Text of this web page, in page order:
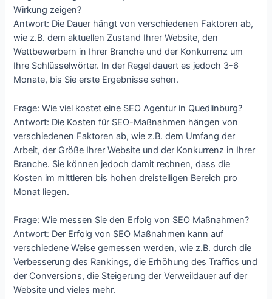
Wirkung zeigen?
Antwort: Die Dauer hängt von verschiedenen Faktoren ab,
wie z.B. dem aktuellen Zustand Ihrer Website, den
Wettbewerbern in Ihrer Branche und der Konkurrenz um
Ihre Schlüsselwörter. In der Regel dauert es jedoch 3-6
Monate, bis Sie erste Ergebnisse sehen.
Frage: Wie viel kostet eine SEO Agentur in Quedlinburg?
Antwort: Die Kosten für SEO-Maßnahmen hängen von
verschiedenen Faktoren ab, wie z.B. dem Umfang der
Arbeit, der Größe Ihrer Website und der Konkurrenz in Ihrer
Branche. Sie können jedoch damit rechnen, dass die
Kosten im mittleren bis hohen dreistelligen Bereich pro
Monat liegen.
Frage: Wie messen Sie den Erfolg von SEO Maßnahmen?
Antwort: Der Erfolg von SEO Maßnahmen kann auf
verschiedene Weise gemessen werden, wie z.B. durch die
Verbesserung des Rankings, die Erhöhung des Traffics und
der Conversions, die Steigerung der Verweildauer auf der
Website und vieles mehr.